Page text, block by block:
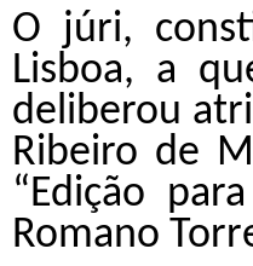
O júri,
Lisboa, a
deliberou
Ribeiro de
“Edição
Romano